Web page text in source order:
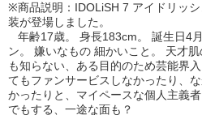
※商品説明：IDOLiSH 7 アイドリッ
装が登場しました。
年齢17歳。 身長183cm。 誕生日4
ン。 嫌いなもの 細かいこと。 天才
も知らない、ある目的のため芸能界
てもファンサービスしなかったり、
かったりと、マイペースな個人主義
でもする、一途な面も？